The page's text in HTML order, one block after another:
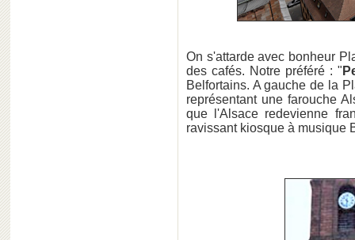
On s'attarde avec bonheur
des cafés. Notre préféré : "
Belfortains. A gauche de la
représentant une farouche
que l'Alsace redevienne
ravissant kiosque à musique